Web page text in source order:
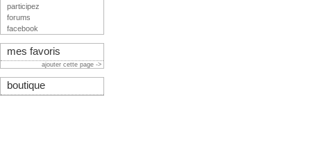
participez
forums
facebook
mes favoris
ajouter cette page ->
boutique